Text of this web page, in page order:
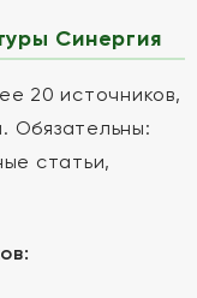
Синергия
20 источников,
Обязательны:
статьи,